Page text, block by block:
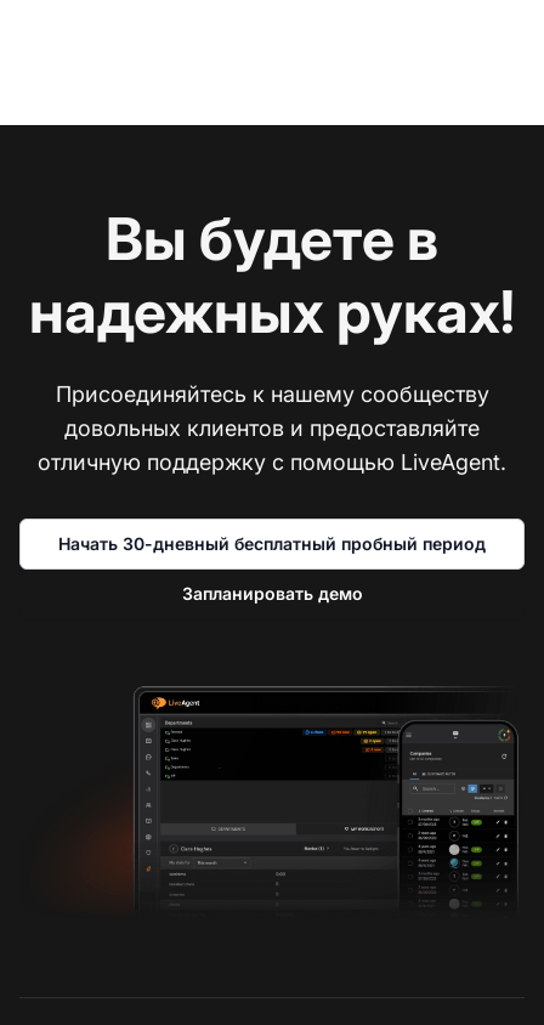
Вы будете в
надежных руках!
Присоединяйтесь к нашему сообществу
довольных клиентов и предоставляйте
отличную поддержку с помощью LiveAgent.
Начать 30-дневный бесплатный пробный период
Запланировать демо